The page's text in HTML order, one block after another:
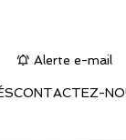
Alerte e-mail
CONTACTEZ-